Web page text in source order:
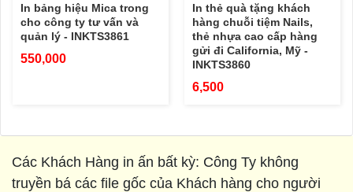
In bảng hiệu Mica trong
cho công ty tư vấn và
quản lý - INKTS3861
550,000
In thẻ quà tặng khách
hàng chuỗi tiệm Nails,
thẻ nhựa cao cấp hàng
gửi đi California, Mỹ -
INKTS3860
6,500
Các Khách Hàng in ấn bất kỳ: Công Ty không
truyền bá các file gốc của Khách hàng cho người